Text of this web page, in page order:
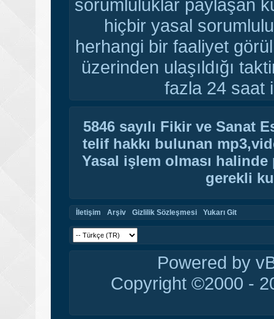
sorumluluklar paylaşan
hiçbir yasal
herhangi bir faaliyet
üzerinden ulaşıldığı
fazla 24 saat
5846 sayılı Fikir ve Sanat
telif hakkı bulunan
Yasal işlem olması
gerekli
İletişim Arşiv Gizlilik Sözleşmesi Yukarı Git
Powered by
Copyright ©2000 -